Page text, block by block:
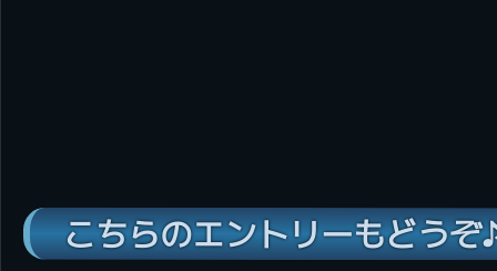
こちらのエントリーもどうぞ